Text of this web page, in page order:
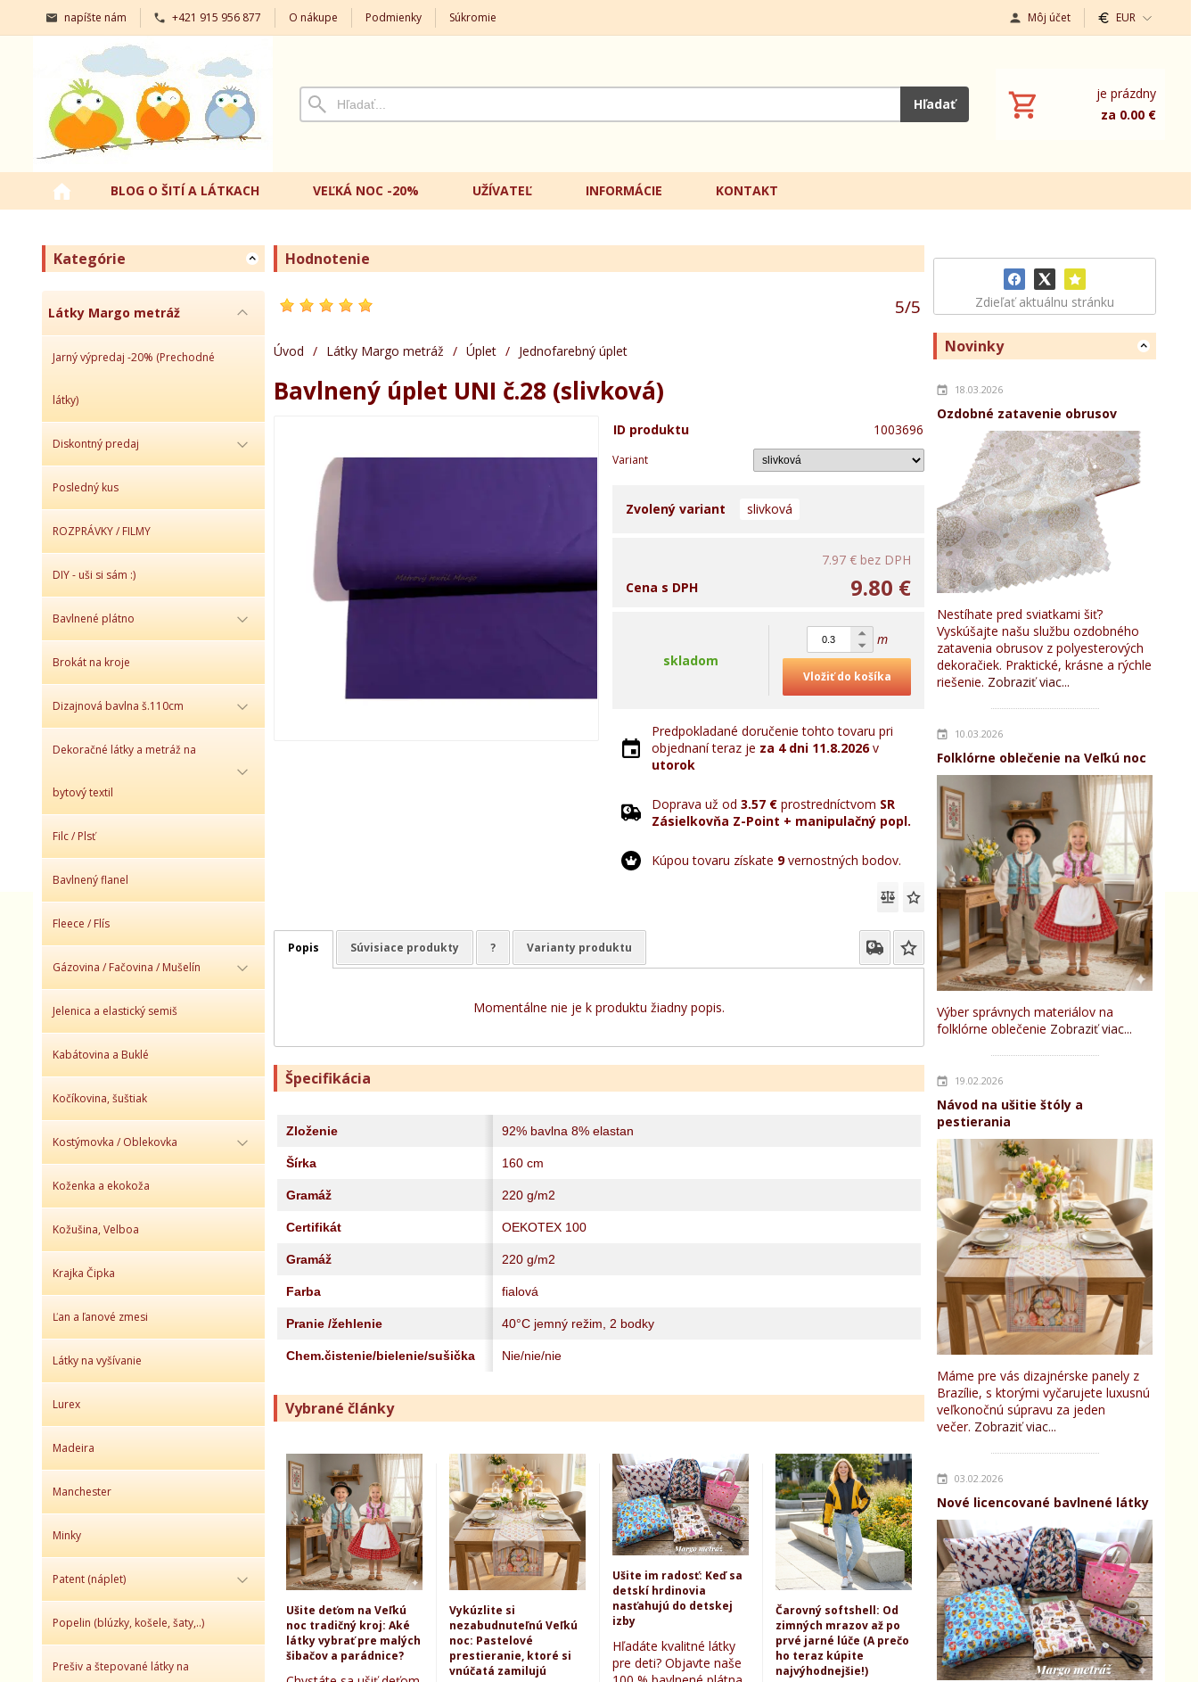
napíšte nám +421 915 956 877 O nákupe Podmienky Súkromie Môj účet EUR
Hľadať
je prázdny
za 0.00 €
BLOG O ŠITÍ A LÁTKACH VEĽKÁ NOC -20% UŽÍVATEĽ INFORMÁCIE KONTAKT
Kategórie
Látky Margo metráž
Jarný výpredaj -20% (Prechodné
látky)
Diskontný predaj
Posledný kus
ROZPRÁVKY / FILMY
DIY - uši si sám :)
Bavlnené plátno
Brokát na kroje
Dizajnová bavlna š.110cm
Dekoračné látky a metráž na
bytový textil
Filc / Plsť
Bavlnený flanel
Fleece / Flís
Gázovina / Fačovina / Mušelín
Jelenica a elastický semiš
Kabátovina a Buklé
Kočíkovina, šuštiak
Kostýmovka / Oblekovka
Koženka a ekokoža
Kožušina, Velboa
Krajka Čipka
Ľan a ľanové zmesi
Látky na vyšívanie
Lurex
Madeira
Manchester
Minky
Patent (náplet)
Popelin (blúzky, košele, šaty,..)
Prešiv a štepované látky na
Zdieľať aktuálnu stránku
Novinky
18.03.2026
Ozdobné zatavenie obrusov
Nestíhate pred sviatkami šiť?
Vyskúšajte našu službu ozdobného
zatavenia obrusov z polyesterových
dekoračiek. Praktické, krásne a rýchle
riešenie. Zobraziť viac...
10.03.2026
Folklórne oblečenie na Veľkú noc
Výber správnych materiálov na
folklórne oblečenie Zobraziť viac...
19.02.2026
Návod na ušitie štóly a
pestierania
Máme pre vás dizajnérske panely z
Brazílie, s ktorými vyčarujete luxusnú
veľkonočnú súpravu za jeden
večer. Zobraziť viac...
03.02.2026
Nové licencované bavlnené látky
Hodnotenie
5/5
Úvod / Látky Margo metráž / Úplet / Jednofarebný úplet
Bavlnený úplet UNI č.28 (slivková)
ID produktu 1003696
Variant
Zvolený variant slivková
7.97 € bez DPH
9.80 €
Cena s DPH
skladom
m
Vložiť do košíka
Predpokladané doručenie tohto tovaru pri
objednaní teraz je za 4 dni 11.8.2026v
utorok
Doprava už od 3.57 € prostredníctvom SR
Zásielkovňa Z-Point + manipulačný popl.
Kúpou tovaru získate 9vernostných bodov.
Popis Súvisiace produkty ? Varianty produktu
Momentálne nie je k produktu žiadny popis.
Špecifikácia
Zloženie 92% bavlna 8% elastan
Šírka 160 cm
Gramáž 220 g/m2
Certifikát OEKOTEX 100
Gramáž 220 g/m2
Farba fialová
Pranie /žehlenie 40°C jemný režim, 2 bodky
Chem.čistenie/bielenie/sušička Nie/nie/nie
Vybrané články
Ušite deťom na Veľkú
noc tradičný kroj: Aké
látky vybrať pre malých
šibačov a parádnice?
Vykúzlite si
nezabudnuteľnú Veľkú
noc: Pastelové
prestieranie, ktoré si
vnúčatá zamilujú
Ušite im radosť: Keď sa
detskí hrdinovia
nasťahujú do detskej
izby
Hľadáte kvalitné látky
pre deti? Objavte naše
Čarovný softshell: Od
zimných mrazov až po
prvé jarné lúče (A prečo
ho teraz kúpite
najvýhodnejšie!)